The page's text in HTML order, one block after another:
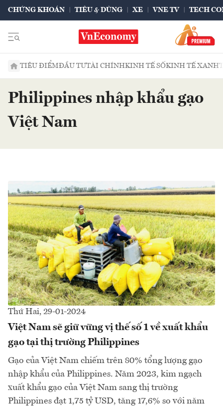
CHỨNG KHOÁN TIÊU & DÙNG XE VNE TV TECH
TIÊU ĐIỂMĐẦU TƯTÀI CHÍNHKINH TẾ SỐKINH TẾ XANH
Philippines nhập khẩu gạo
Việt Nam
Thứ Hai, 29-01-2024
Việt Nam sẽ giữ vững vị thế số 1 về xuất khẩu
gạo tại thị trường Philippines
Gạo của Việt Nam chiếm trên 80% tổng lượng gạo
nhập khẩu của Philippines. Năm 2023, kim ngạch
xuất khẩu gạo của Việt Nam sang thị trường
Philippines đạt 1,75 tỷ USD, tăng 17,6% so với năm